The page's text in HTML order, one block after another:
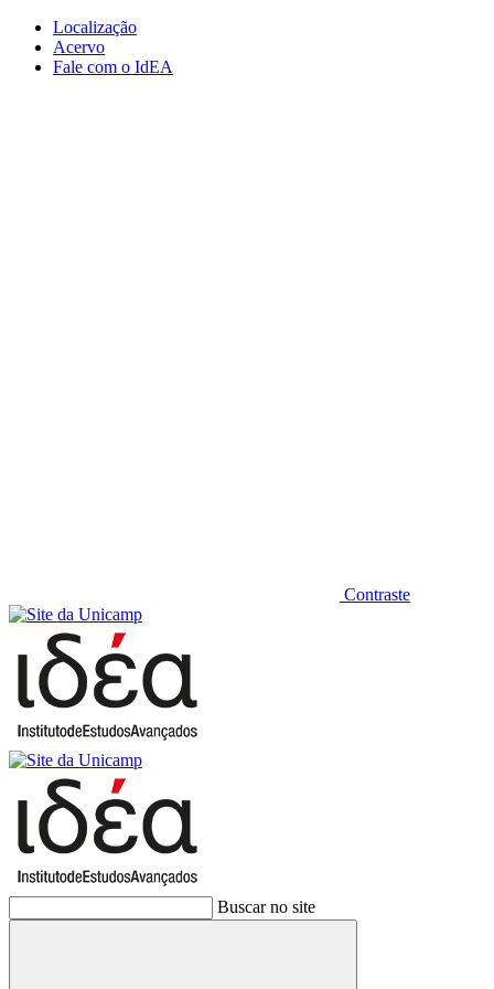
Conteúdo principal
Localização
Acervo
Fale com o IdEA
Contraste
Buscar no site